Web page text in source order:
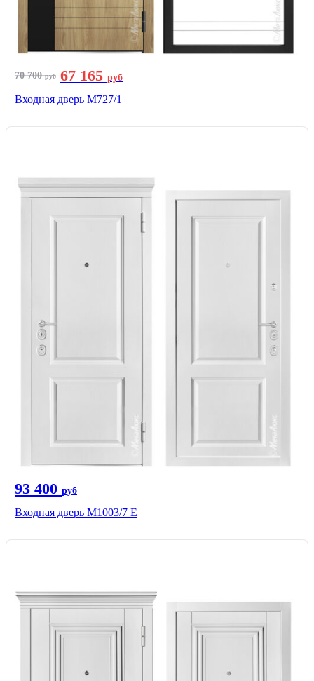
70 700руб 67 165 руб
Входная дверь М727/1
93 400 руб
Входная дверь М1003/7 E